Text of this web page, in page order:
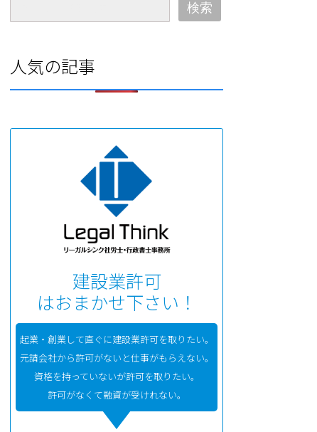
検索
人気の記事
建設業許可
はおまかせ下さい！
起業・創業して直ぐに建設業許可を取りたい。
元請会社から許可がないと仕事がもらえない。
資格を持っていないが許可を取りたい。
許可がなくて融資が受けれない。